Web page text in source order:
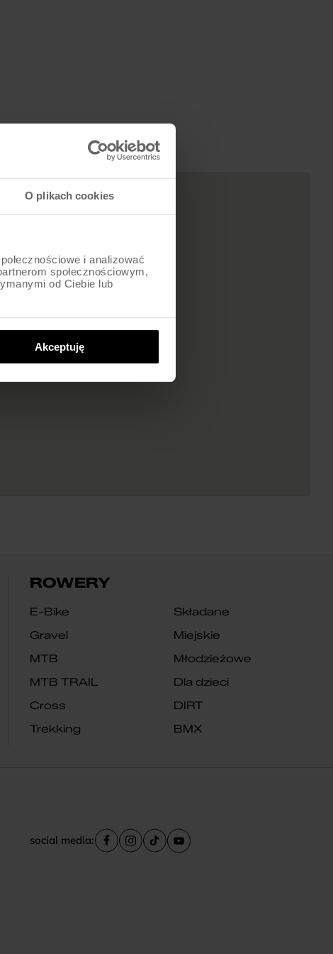
O plikach cookies
i analizować
społecznościowym,
od Ciebie lub
Akceptuję
ROWERY
E-Bike
Gravel
MTB
MTB TRAIL
Cross
Trekking
Składane
Miejskie
Młodzieżowe
Dla dzieci
DIRT
BMX
social media: